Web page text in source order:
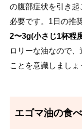
の腹部症状を引き
必要です。1日の推
2〜3g(小さじ1杯程度
ロリーな油なので
ことを意識しましょ
エゴマ油の食